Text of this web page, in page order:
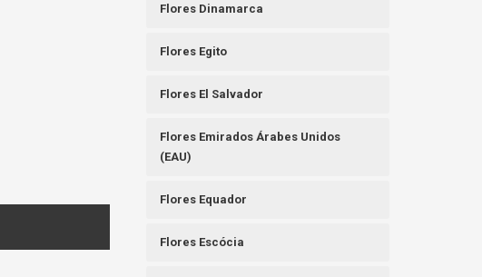
Flores Dinamarca
Flores Egito
Flores El Salvador
Flores Emirados Árabes Unidos
(EAU)
Flores Equador
Flores Escócia